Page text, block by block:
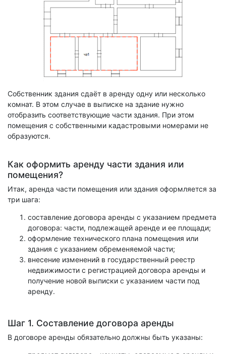
Собственник здания сдаёт в аренду одну или несколько
комнат. В этом случае в выписке на здание нужно
отобразить соответствующие части здания. При этом
помещения с собственными кадастровыми номерами не
образуются.
Как оформить аренду части здания или
помещения?
Итак, аренда части помещения или здания оформляется за
три шага:
составление договора аренды с указанием предмета
договора: части, подлежащей аренде и ее площади;
оформление технического плана помещения или
здания с указанием обременяемой части;
внесение изменений в государственный реестр
недвижимости с регистрацией договора аренды и
получение новой выписки с указанием части под
аренду.
Шаг 1. Составление договора аренды
В договоре аренды обязательно должны быть указаны: